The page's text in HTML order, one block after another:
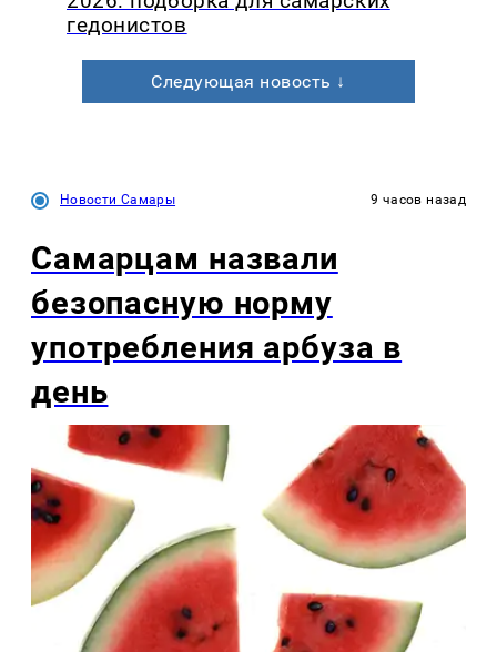
гедонистов
Следующая новость ↓
Новости Самары 9 часов назад
Самарцам назвали
безопасную норму
употребления арбуза в
день